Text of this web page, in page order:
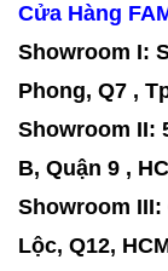
Cửa Hàng
Showroom I:
Phong, Q7 ,
Showroom II:
B, Quận 9 ,
Showroom III:
Lộc, Q12,